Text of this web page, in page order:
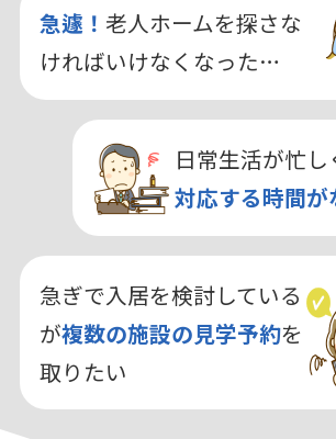
急遽！ 老人ホームを探さな
ければいけなくなった…
日常生活が忙し
対応する時間が
急ぎで入居を検討している
が複数の施設の見学予約を
取りたい